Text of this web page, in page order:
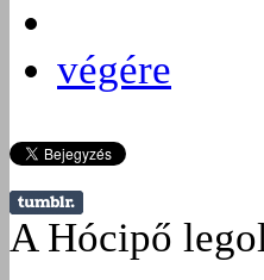
végére
A Hócipő